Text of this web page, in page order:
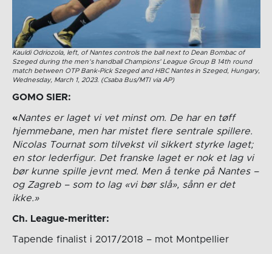
Kauldi Odriozola, left, of Nantes controls the ball next to Dean Bombac of
Szeged during the men’s handball Champions’ League Group B 14th round
match between OTP Bank-Pick Szeged and HBC Nantes in Szeged, Hungary,
Wednesday, March 1, 2023. (Csaba Bus/MTI via AP)
GOMO SIER:
«Nantes er laget vi vet minst om. De har en tøff
hjemmebane, men har mistet flere sentrale spillere.
Nicolas Tournat som tilvekst vil sikkert styrke laget;
en stor lederfigur. Det franske laget er nok et lag vi
bør kunne spille jevnt med. Men å tenke på Nantes –
og Zagreb – som to lag «vi bør slå», sånn er det
ikke.»
Ch. League-meritter:
Tapende finalist i 2017/2018 – mot Montpellier